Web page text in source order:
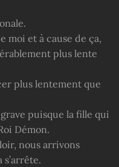
moi et à cause de ça,
plus lente
plus lentement que
puisque la fille qui
Démon.
nous arrivons